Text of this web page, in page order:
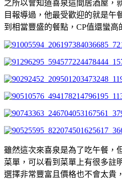
之所以會知道喜泉這間居酒屋，
目報導過，他最受歡迎的就是午
到相當豐盛的餐點，CP值還蠻高
雖然這次來喜泉是為了吃午餐，
菜單，可以看到菜單上有很多註
選擇非常豐富且價格也不會太貴